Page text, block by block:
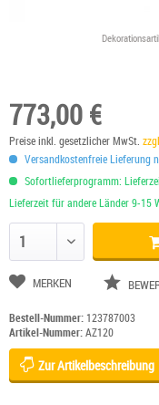
773,00 €
Preise inkl. gesetzlicher MwSt.
Versandkostenfreie Lieferung
Sofortlieferprogramm:
Lieferzeit für andere Länder 9-15
MERKEN
Bestell-Nummer:123787003
Artikel-Nummer:AZ120
Zur Artikelbeschreibung